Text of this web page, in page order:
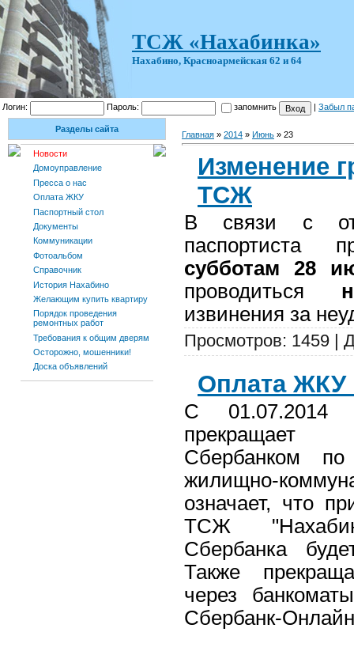
ТСЖ «Нахабинка»
Нахабино, Красноармейская 62 и 64
Логин: Пароль: запомнить Забыл
Разделы сайта
Новости
Домоуправление
Пресса о нас
Оплата ЖКУ
Паспортный стол
Документы
Коммуникации
Фотоальбом
Справочник
История Нахабино
Желающим купить квартиру
Порядок проведения
ремонтных работ
Требования к общим дверям
Осторожно, мошенники!
Доска объявлений
Главная » 2014 » Июнь » 23
Изменение
ТСЖ
В связи с
паспортиста
субботам 28
проводиться
извинения за
Просмотров: 1459 |
Оплата ЖКУ
С 01.07.2014
прекращает
Сбербанком
жилищно-
означает, что
ТСЖ
Сбербанка
Также
через
Сбербанк-